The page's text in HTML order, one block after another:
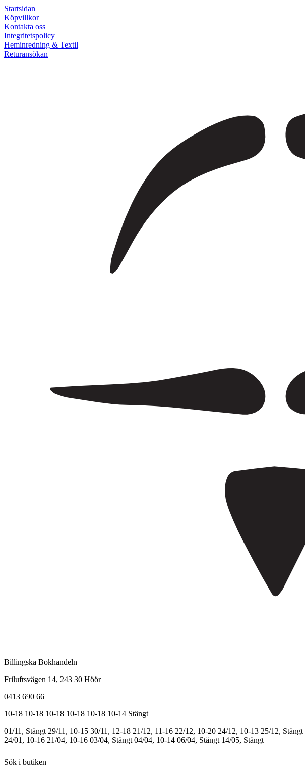
Startsidan
Köpvillkor
Kontakta oss
Integritetspolicy
Heminredning & Textil
Returansökan
Billingska Bokhandeln
Friluftsvägen 14, 243 30 Höör
0413 690 66
10-18 10-18 10-18 10-18 10-18 10-14 Stängt
01/11, Stängt 29/11, 10-15 30/11, 12-18 21/12, 11-16 22/12, 10-20 24/12, 10-13 25/12, Stängt
24/01, 10-16 21/04, 10-16 03/04, Stängt 04/04, 10-14 06/04, Stängt 14/05, Stängt
Sök i butiken